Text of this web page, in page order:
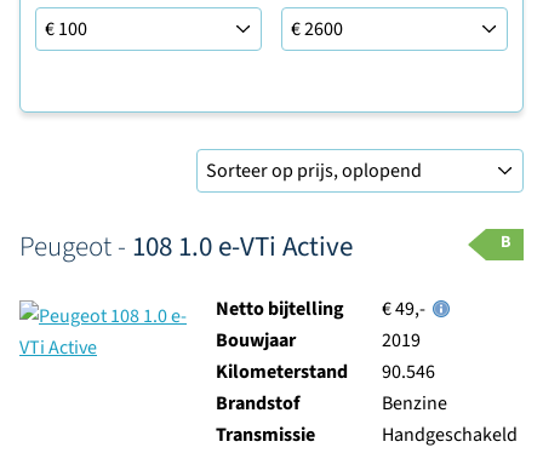
Leaseprijs tot
Peugeot - 108 1.0 e-VTi Active B
Netto bijtelling
€ 49,-
Bouwjaar
2019
Kilometerstand
90.546
Brandstof
Benzine
Transmissie
Handgeschakeld